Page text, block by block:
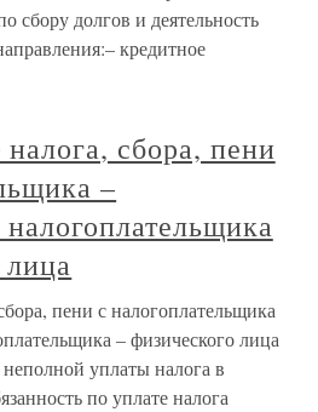
сбору долгов и деятельность
кредитное
сбора, пени
–
пени с налогоплательщика
– физического лица
уплаты налога в
по уплате налога